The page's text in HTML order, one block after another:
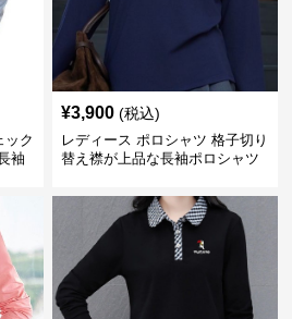
ック
袖
¥3,900 (税込)
レディース ポロシャツ 格子切り
替え襟が上品な長袖ポロシャツ